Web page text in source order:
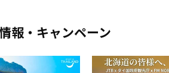
報・キャンペーン